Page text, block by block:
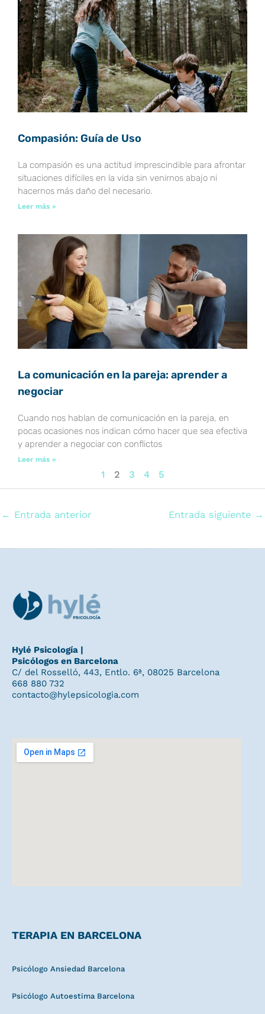
Compasión: Guía de Uso
La compasión es una actitud imprescindible para afrontar
situaciones difíciles en la vida sin venirnos abajo ni
hacernos más daño del necesario.
Leer más »
La comunicación en la pareja: aprender a
negociar
Cuando nos hablan de comunicación en la pareja, en
pocas ocasiones nos indican cómo hacer que sea efectiva
y aprender a negociar con conflictos
Leer más »
1 2 3 4 5
← Entrada anterior Entrada siguiente →
Hylé Psicología |
Psicólogos en Barcelona
C/ del Rosselló, 443, Entlo. 6ª, 08025 Barcelona
668 880 732
contacto@hylepsicologia.com
TERAPIA EN BARCELONA
Psicólogo Ansiedad Barcelona
Psicólogo Autoestima Barcelona